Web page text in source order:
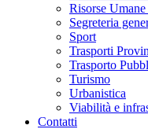
Risorse
Segreteria
Sport
Trasporti
Trasporto
Turismo
Urbanistica
Viabilità e
Contatti